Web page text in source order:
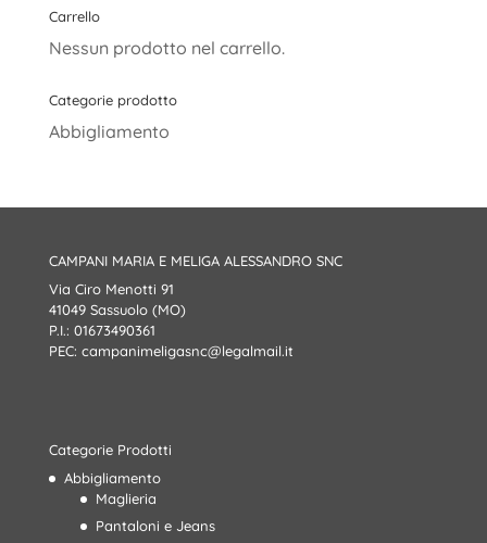
Carrello
Nessun prodotto nel carrello.
Categorie prodotto
Abbigliamento
CAMPANI MARIA E MELIGA ALESSANDRO SNC
Via Ciro Menotti 91
41049 Sassuolo (MO)
P.I.: 01673490361
PEC: campanimeligasnc@legalmail.it
Categorie Prodotti
Abbigliamento
Maglieria
Pantaloni e Jeans